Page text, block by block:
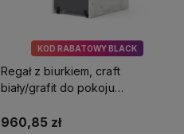
KOD RABATOWY BLACK
Regał z biurkiem, craft
biały/grafit do pokoju
960,85 zł